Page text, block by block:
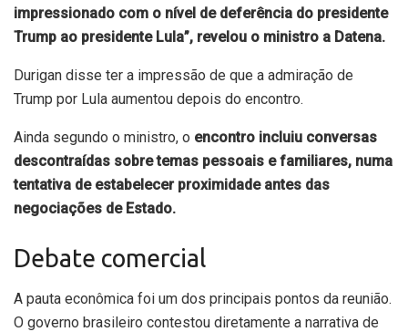
impressionado com o nível de deferência do presidente
Trump ao presidente Lula”, revelou o ministro a Datena.
Durigan disse ter a impressão de que a admiração de
Trump por Lula aumentou depois do encontro.
Ainda segundo o ministro, o encontro incluiu conversas
descontraídas sobre temas pessoais e familiares, numa
tentativa de estabelecer proximidade antes das
negociações de Estado.
Debate comercial
A pauta econômica foi um dos principais pontos da reunião.
O governo brasileiro contestou diretamente a narrativa de